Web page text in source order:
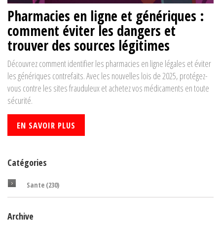
Pharmacies en ligne et génériques :
comment éviter les dangers et
trouver des sources légitimes
Découvrez comment identifier les pharmacies en ligne légales et éviter
les génériques contrefaits. Avec les nouvelles lois de 2025, protégez-
vous contre les sites frauduleux et achetez vos médicaments en toute
sécurité.
EN SAVOIR PLUS
Catégories
Sante (230)
Archive